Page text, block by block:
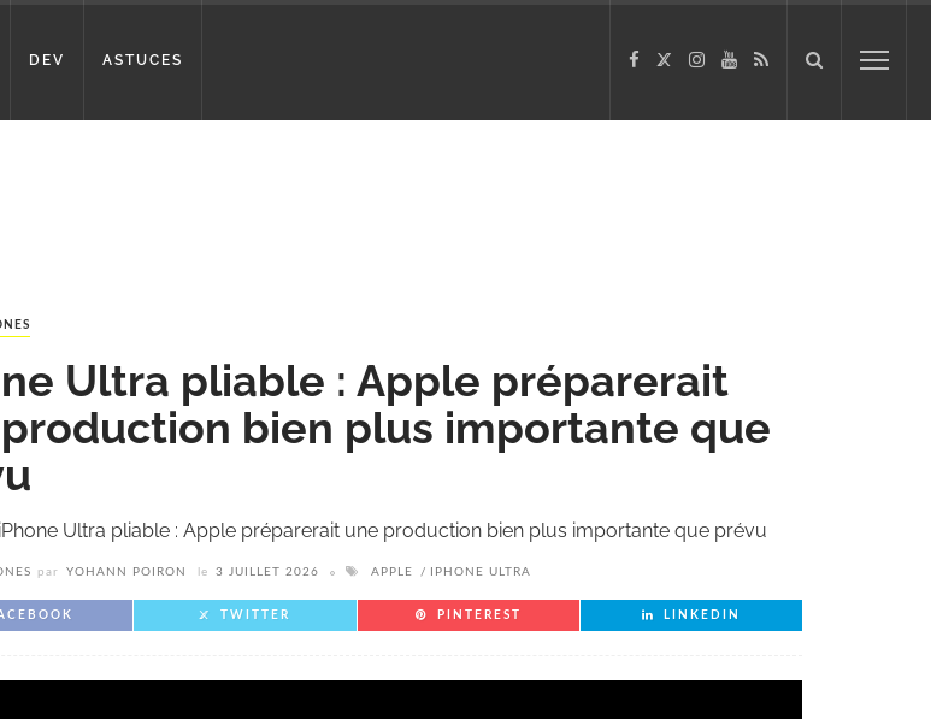
DEV ASTUCES
Ultra pliable : Apple préparerait
bien plus importante que
iPhone Ultra pliable : Apple préparerait une production bien plus importante que prévu
par YOHANN POIRON le 3 JUILLET 2026 APPLE IPHONE ULTRA
TWITTER PINTEREST LINKEDIN